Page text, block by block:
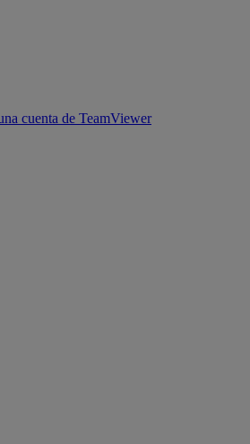
cuenta de TeamViewer